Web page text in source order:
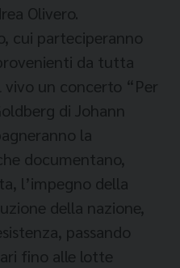
Olivero.
cui parteciperanno
da tutta
un concerto “Per
di Johann
la
documentano,
l’impegno della
della nazione,
passando
fino alle lotte